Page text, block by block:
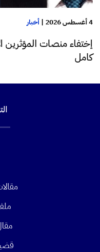
4 أغسطس 2026 | أخبار
إختفاء منصات المؤثرين
كامل